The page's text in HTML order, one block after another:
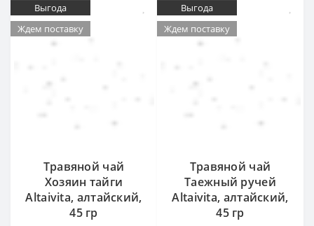
Выгода
Ждем поставку
Травяной чай
Хозяин тайги
Altaivita, алтайский,
45 гр
Выгода
Ждем поставку
Травяной чай
Таежный ручей
Altaivita, алтайский,
45 гр